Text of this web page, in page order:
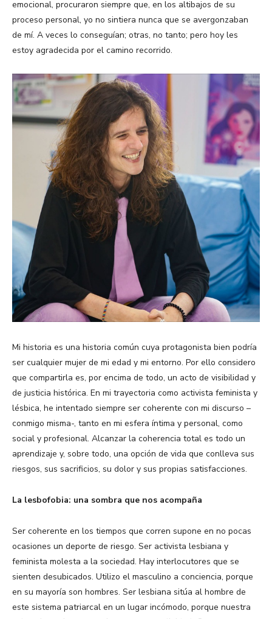
emocional, procuraron siempre que, en los altibajos de su
proceso personal, yo no sintiera nunca que se avergonzaban
de mí. A veces lo conseguían; otras, no tanto; pero hoy les
estoy agradecida por el camino recorrido.
Mi historia es una historia común cuya protagonista bien podría
ser cualquier mujer de mi edad y mi entorno. Por ello considero
que compartirla es, por encima de todo, un acto de visibilidad y
de justicia histórica. En mi trayectoria como activista feminista y
lésbica, he intentado siempre ser coherente con mi discurso –
conmigo misma-, tanto en mi esfera íntima y personal, como
social y profesional. Alcanzar la coherencia total es todo un
aprendizaje y, sobre todo, una opción de vida que conlleva sus
riesgos, sus sacrificios, su dolor y sus propias satisfacciones.
La lesbofobia: una sombra que nos acompaña
Ser coherente en los tiempos que corren supone en no pocas
ocasiones un deporte de riesgo. Ser activista lesbiana y
feminista molesta a la sociedad. Hay interlocutores que se
sienten desubicados. Utilizo el masculino a conciencia, porque
en su mayoría son hombres. Ser lesbiana sitúa al hombre de
este sistema patriarcal en un lugar incómodo, porque nuestra